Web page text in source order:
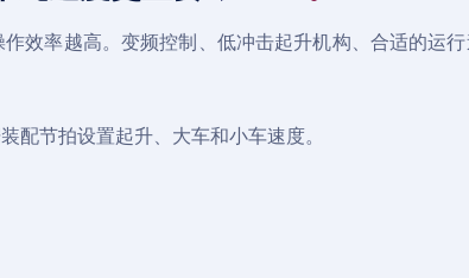
效率越高。变频控制、低冲击起升机构、合适的运
配节拍设置起升、大车和小车速度。